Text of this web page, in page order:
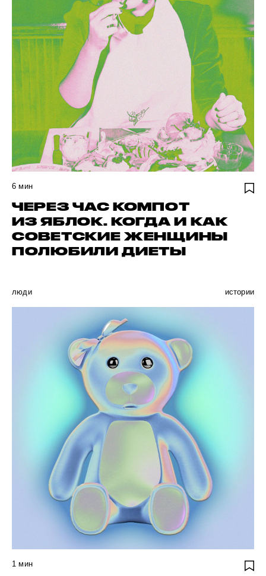
6 мин
ЧЕРЕЗ ЧАС КОМПОТ
ИЗ ЯБЛОК. КОГДА И КАК
СОВЕТСКИЕ ЖЕНЩИНЫ
ПОЛЮБИЛИ ДИЕТЫ
люди истории
1 мин